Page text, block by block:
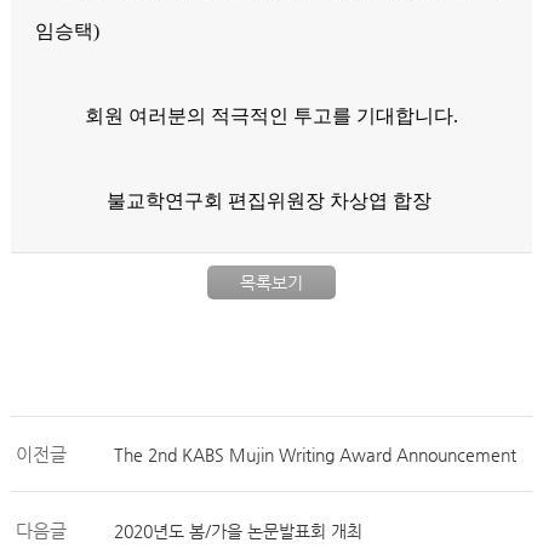
임승택)
회원 여러분의 적극적인 투고를 기대합니다.
불교학연구회 편집위원장 차상엽 합장
목록보기
이전글 The 2nd KABS Mujin Writing Award Announcement
다음글 2020년도 봄/가을 논문발표회 개최